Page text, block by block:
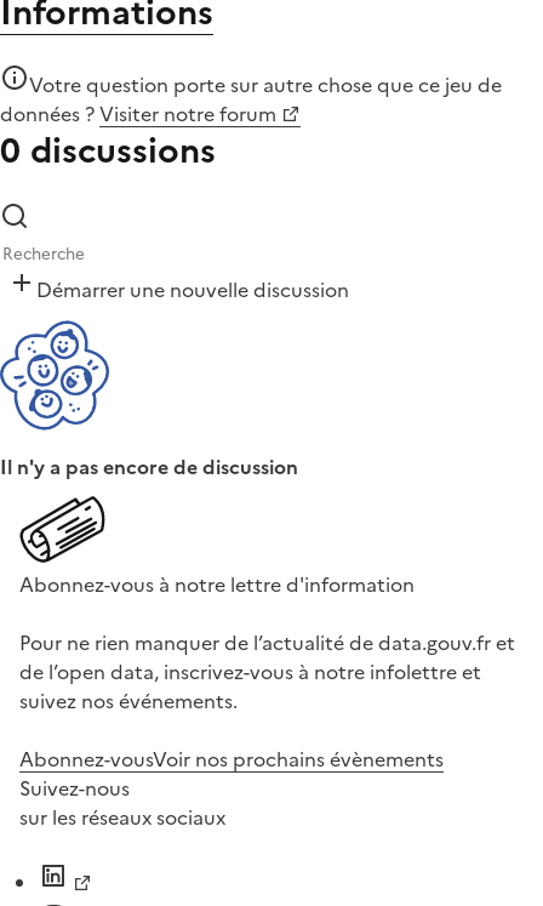
Informations
Votre question porte sur autre chose quece jeu de
données ?Visiter notre forum
0 discussions
Démarrer une nouvelle discussion
Il n'y a pas encore de discussion
Abonnez-vous à notre lettre d'information
Pour ne rien manquer de l’actualité de data.gouv.fr et
de l’open data, inscrivez-vous à notre infolettre et
suivez nos événements.
Abonnez-vousVoir nos prochains évènements
Suivez-nous
sur les réseaux sociaux